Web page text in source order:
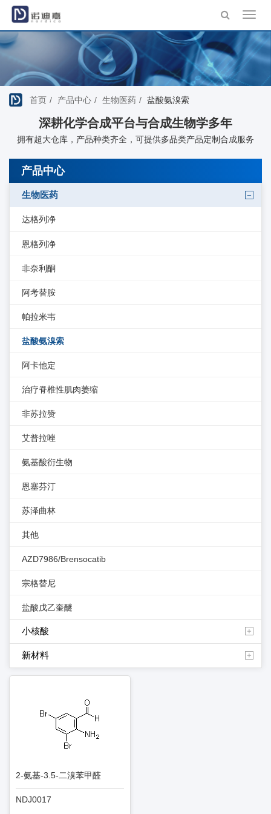
首页 产品中心 生物医药 盐酸氨溴索
深耕化学合成平台与合成生物学多年
拥有超大仓库，产品种类齐全，可提供多品类产品定制合成服务
产品中心
生物医药
达格列净
恩格列净
非奈利酮
阿考替胺
帕拉米韦
盐酸氨溴索
阿卡他定
治疗脊椎性肌肉萎缩
非苏拉赞
艾普拉唑
氨基酸衍生物
恩塞芬汀
苏泽曲林
其他
AZD7986/Brensocatib
宗格替尼
盐酸戊乙奎醚
小核酸
新材料
2-氨基-3.5-二溴苯甲醛
NDJ0017